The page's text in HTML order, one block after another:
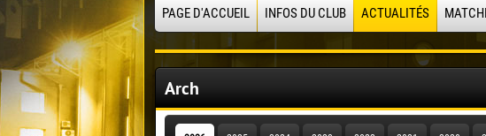
PAGE D'ACCUEIL INFOS DU CLUB ACTUALITÉS
Arch